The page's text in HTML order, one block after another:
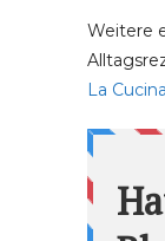
Weitere
La